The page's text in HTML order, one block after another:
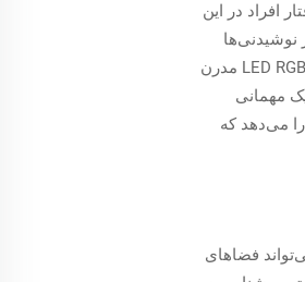
افراد در این
نوشیدنی‌ها
شوند. رنگ‌های پرانرژی مانند آبی و سبز می‌توانند سطح انرژی افراد را بالا ببرند و گفتگوها را سریع‌تر کنند. در اینجا است که سیستم‌های نورپردازی LED RGB مدرن
مهمانی
را می‌دهد که
فضاهای